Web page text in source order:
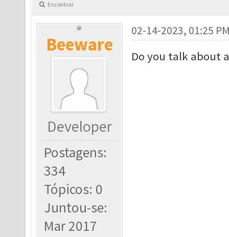
Encontrar
Beeware
Developer
Postagens:
334
Tópicos: 0
Juntou-se:
Mar 2017
02-14-2023, 01:25
Do you talk about